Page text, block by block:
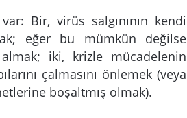
Bir, virüs salgınının kendi
eğer bu mümkün değilse
iki, krizle mücadelenin
çalmasını önlemek (veya
boşaltmış olmak).